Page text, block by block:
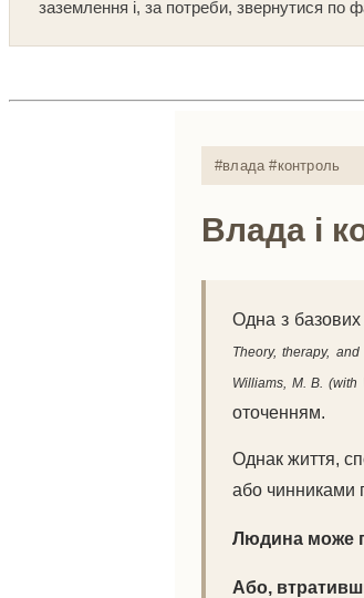
заземлення і, за потреби, звернутися по
#влада #контроль
Влада і
Одна з
Theory, therapy,
Williams, M. B.
оточенням.
Однак життя,
або чинниками
Людина може
Або,